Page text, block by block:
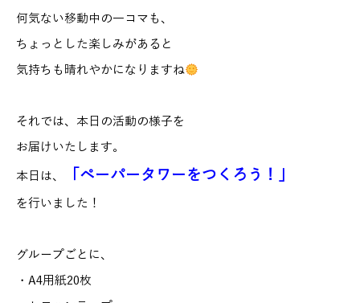
何気ない移動中の一コマも、
ちょっとした楽しみがあると
気持ちも晴れやかになりますね
それでは、本日の活動の様子を
お届けいたします。
本日は、 「ペーパータワーをつくろう！」
を行いました！
グループごとに、
・A4用紙20枚